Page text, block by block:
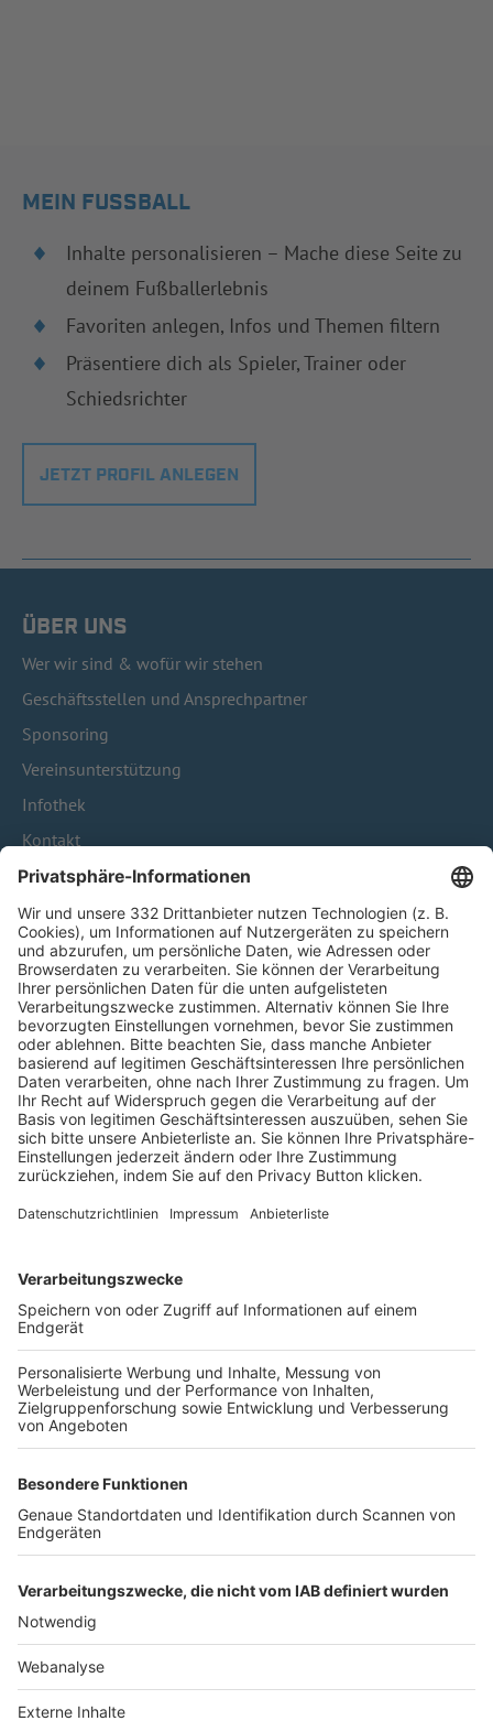
MEIN FUSSBALL
Inhalte personalisieren – Mache diese Seite zu
deinem Fußballerlebnis
Favoriten anlegen, Infos und Themen filtern
Präsentiere dich als Spieler, Trainer oder
Schiedsrichter
JETZT PROFIL ANLEGEN
ÜBER UNS
Wer wir sind & wofür wir stehen
Geschäftsstellen und Ansprechpartner
Sponsoring
Vereinsunterstützung
Infothek
Kontakt
HÄUFIG BESUCHTE SEITEN
Pässe und Vereinswechsel
Trainerausbildung
Schulungsangebot Vereinsmitarbeiter
BFV-Geschäftsstellen
Trainerbörse
Login SpielPlus
FOLGE DEM BFV
TOP-VEREINE
TOP-PARTNER
Nutzungsbedingungen Datenschutz Impressum